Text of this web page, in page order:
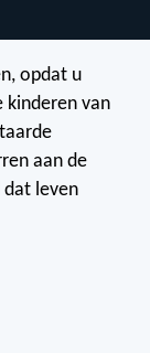
opdat u
kinderen van
aan de
leven